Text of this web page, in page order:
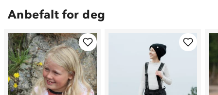
Anbefalt for deg